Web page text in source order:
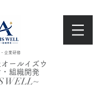
企業研修
ールイズウ
・組織開発
WELL~